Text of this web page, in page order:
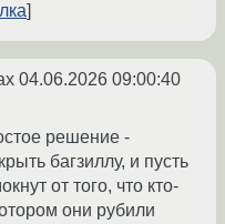
04.06.2026 09:00:40
решение -
багзиллу, и пусть
от того, что кто-
они рубили